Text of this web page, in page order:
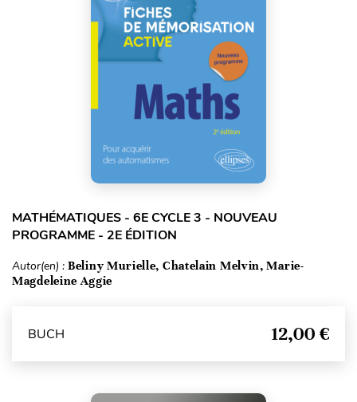
MATHÉMATIQUES - 6E CYCLE 3 - NOUVEAU
PROGRAMME - 2E ÉDITION
Autor(en) : Beliny Murielle, Chatelain Melvin, Marie-
Magdeleine Aggie
BUCH 12,00 €